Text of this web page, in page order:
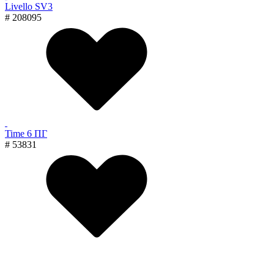
Livello SV3
# 208095
Time 6 ПГ
# 53831